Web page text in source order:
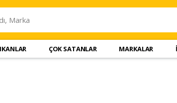
ÇOK SATANLAR MARKALAR